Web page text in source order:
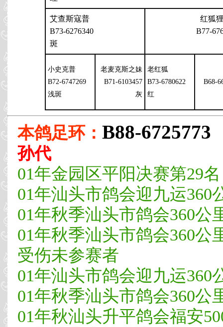
艾查斯寇普
B73-6276340
斑
红狐
B77-
小史克普
B72-6747269
浅斑
老麦克斯之妹
B71-6103457
灰
老红狐
B73-6780622
红
B68-
本鸽足环： B88-6725773
孙代
01年金园区平阳决赛第29名
01年汕头市鸽会迎九运360
01年秋季汕头市鸽会360公
01年秋季汕头市鸽会360公
受伤未参赛者
01年汕头市鸽会迎九运360
01年秋季汕头市鸽会360公
01年秋汕头升平鸽会福安